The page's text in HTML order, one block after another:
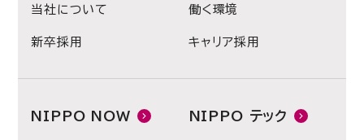
当社について 働く環境
新卒採用 キャリア採用
NIPPO NOW NIPPO テック